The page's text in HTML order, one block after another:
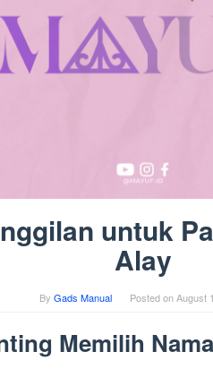
untuk
Alay
By Gads Manual Posted onAugust
Memilih